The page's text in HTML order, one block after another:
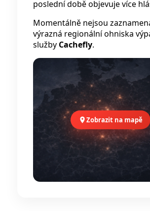
poslední době objevuje více
Momentálně nejsou
výrazná regionální ohniska
služby Cachefly.
Zobrazit na mapě